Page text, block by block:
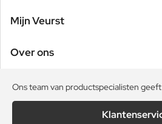
Mijn Veurst
Over ons
Ons team van productspecialisten